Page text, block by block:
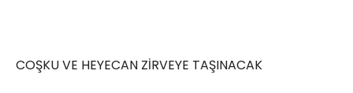
COŞKU VE HEYECAN ZİRVEYE TAŞINACAK